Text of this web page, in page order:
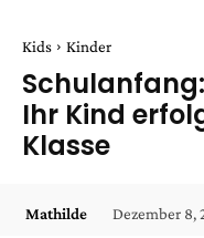
Kids Kinder
Ihr Kind
Klasse
Mathilde Dezember 8,